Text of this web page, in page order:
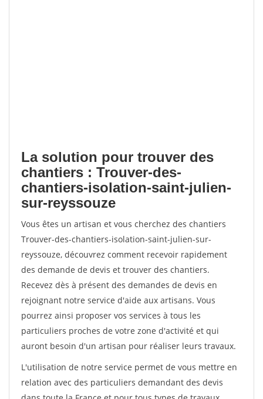
La solution pour trouver des
chantiers : Trouver-des-
chantiers-isolation-saint-julien-
sur-reyssouze
Vous êtes un artisan et vous cherchez des chantiers
Trouver-des-chantiers-isolation-saint-julien-sur-
reyssouze, découvrez comment recevoir rapidement
des demande de devis et trouver des chantiers.
Recevez dès à présent des demandes de devis en
rejoignant notre service d'aide aux artisans. Vous
pourrez ainsi proposer vos services à tous les
particuliers proches de votre zone d'activité et qui
auront besoin d'un artisan pour réaliser leurs travaux.
L'utilisation de notre service permet de vous mettre en
relation avec des particuliers demandant des devis